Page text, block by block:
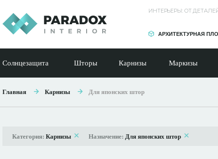
ИНТЕРЬЕРЫ: ОТ
АРХИТЕКТУРНАЯ
Солнцезащита Шторы Карнизы Маркизы
Главная Карнизы Для японских штор
Категория: Карнизы Назначение: Для японских штор